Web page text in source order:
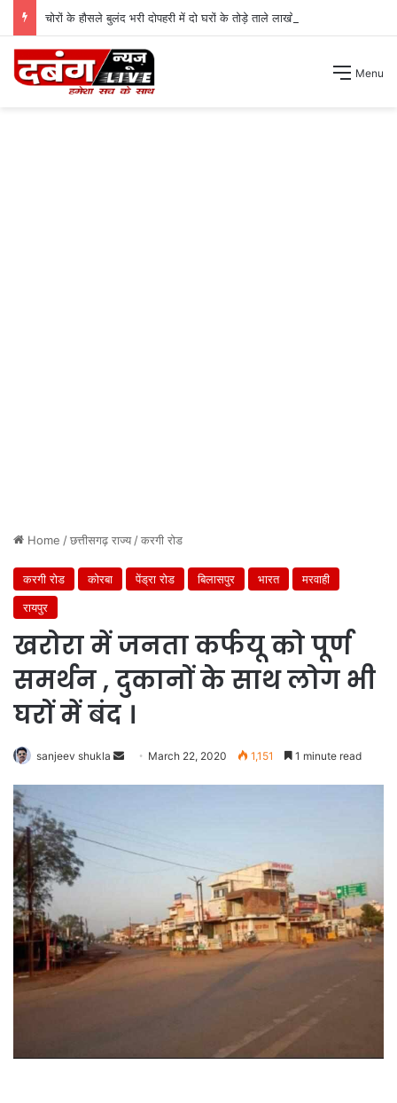
Menu
Home /छत्तीसगढ़ राज्य/करगी रोड
करगी रोड कोरबा पेंड्रा रोड बिलासपुर भारत
मरवाही
रायपुर
खरोरा में जनता कर्फयू को पूर्ण
समर्थन , दुकानों के साथ लोग भी
घरों में बंद ।
sanjeev shukla
Send March 22, 2020 1,151 1 minute read